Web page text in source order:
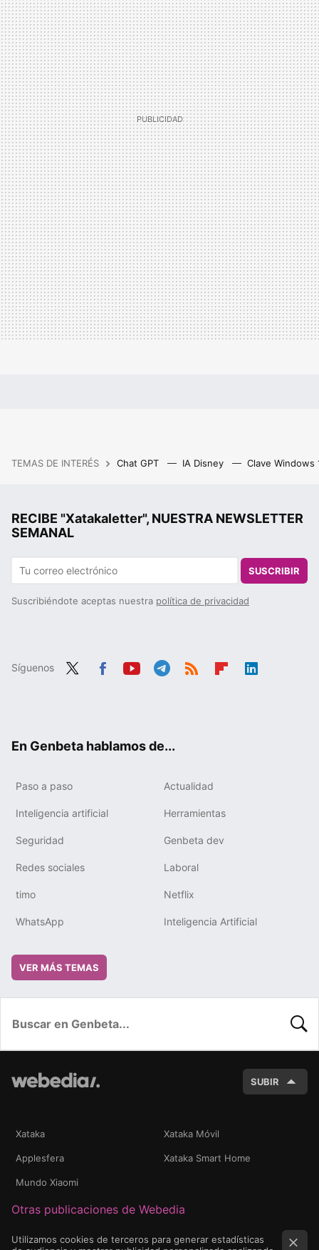
TEMAS DE INTERÉS Chat GPT IA Disney Clave Windows
RECIBE "Xatakaletter", NUESTRA NEWSLETTER
SEMANAL
SUSCRIBIR
Suscribiéndote aceptas nuestra política de privacidad
Síguenos
En Genbeta hablamos de...
Paso a paso Actualidad
Inteligencia artificial Herramientas
Seguridad Genbeta dev
Redes sociales Laboral
timo Netflix
WhatsApp Inteligencia Artificial
VER MÁS TEMAS
SUBIR
Xataka Xataka Móvil
Applesfera Xataka Smart Home
Mundo Xiaomi
Otras publicaciones de Webedia
Utilizamos cookies de terceros para generar estadísticas